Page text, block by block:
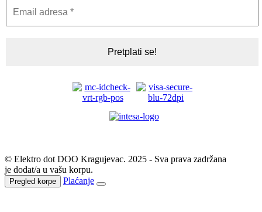
© Elektro dot DOO Kragujevac. 2025 - Sva prava zadržana
je dodat/a u vašu korpu.
Pregled korpe Plaćanje